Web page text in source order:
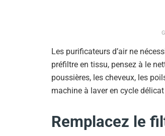
Les purificateurs d’air ne
préfiltre en tissu, pensez à le
poussières, les cheveux, les
machine à laver en cycle délicat
Remplacez le